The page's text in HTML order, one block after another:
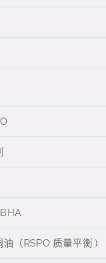
油（RSPO 质量平衡 )